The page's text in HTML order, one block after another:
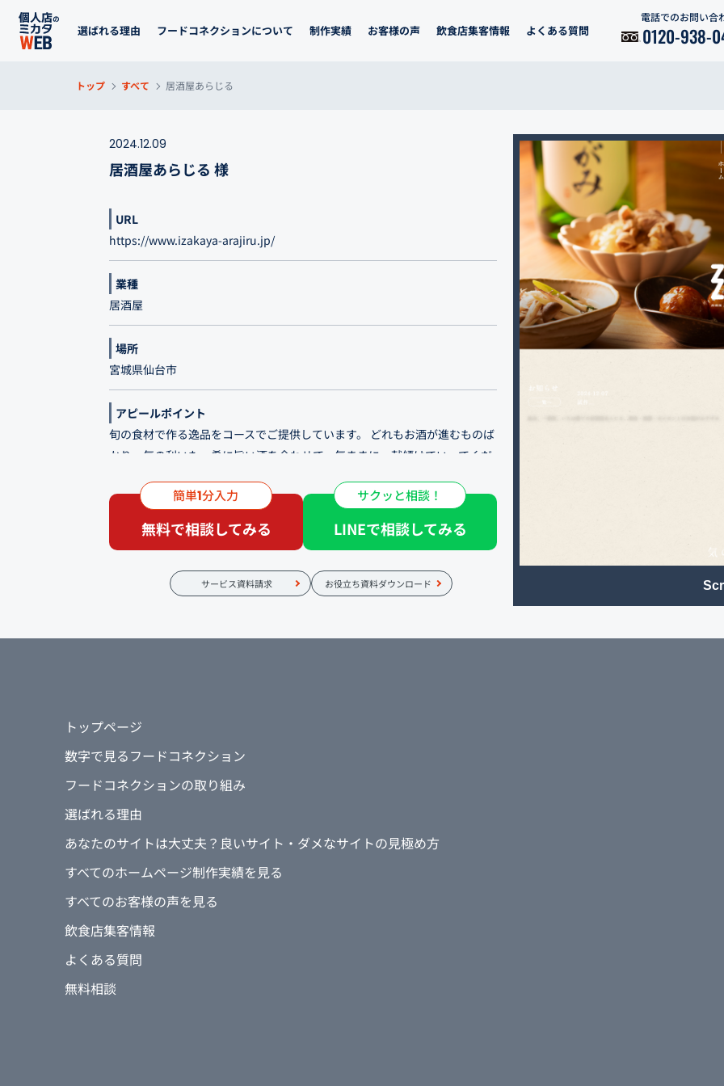
選ばれる理由 フードコネクションについて 制作実績 お客様の声 飲食店集客情報 よくある質問
電話でのお問い合
0120-938-
トップ すべて 居酒屋あらじる
2024.12.09
居酒屋あらじる 様
URL
https://www.izakaya-arajiru.jp/
業種
居酒屋
場所
宮城県仙台市
アピールポイント
旬の食材で作る逸品をコースでご提供しています。 どれもお酒が進むものば
かり。気の利いた、肴に旨い酒を合わせて、気ままに一献傾けていってくだ
も気軽にどうぞ。
簡単1分入力
無料で相談してみる
サクッと相談！
LINEで相談してみる
サービス資料請求 お役立ち資料ダウンロード
トップページ
数字で見るフードコネクション
フードコネクションの取り組み
選ばれる理由
あなたのサイトは大丈夫？良いサイト・ダメなサイトの見極め方
すべてのホームページ制作実績を見る
すべてのお客様の声を見る
飲食店集客情報
よくある質問
無料相談